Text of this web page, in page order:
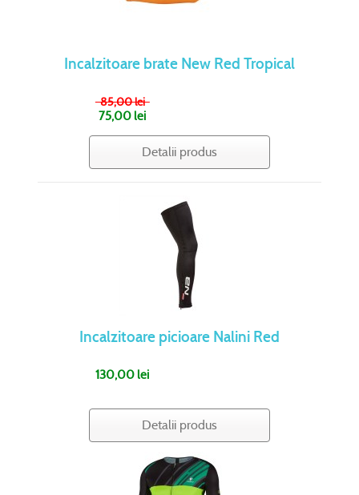
Incalzitoare brate New Red Tropical
85,00 lei
75,00 lei
Detalii produs
Incalzitoare picioare Nalini Red
130,00 lei
Detalii produs